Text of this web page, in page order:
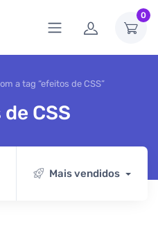
0
a tag “efeitos de CSS”
CSS
Mais vendidos